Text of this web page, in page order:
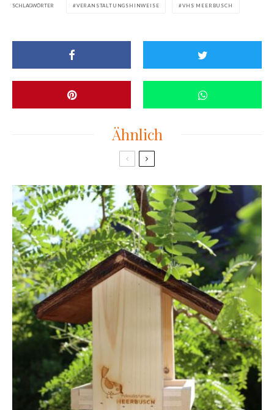
SCHLAGWÖRTER VERANSTALTUNGSHINWEISE VHS MEERBUSCH
Ähnlich